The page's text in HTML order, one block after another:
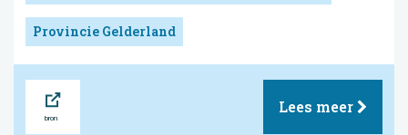
Provincie Gelderland
Lees meer